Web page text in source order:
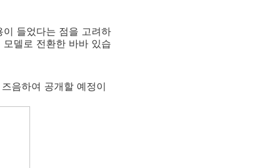
들었다는 점을 고려하
델로 전환한 바바 있습
음하여 공개할 예정이